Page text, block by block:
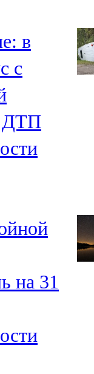
в
с
ДТП
на 31